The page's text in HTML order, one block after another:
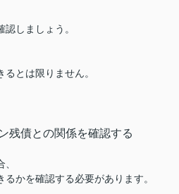
しましょう。
とは限りません。
残債との関係を確認する
かを確認する必要があります。